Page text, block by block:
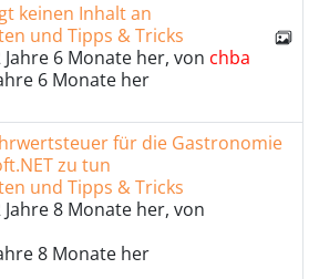
keinen Inhalt an
und Tipps & Tricks
6 Monate her, von chba
6 Monate her
für die Gastronomie
zu tun
und Tipps & Tricks
8 Monate her, von
8 Monate her